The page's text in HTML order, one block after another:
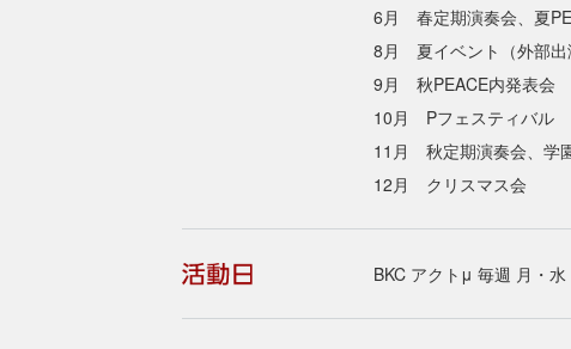
6月 春定期演奏会、夏
8月 夏イベント（外部出
9月 秋PEACE内発表会
10月 Pフェスティバル
11月 秋定期演奏会、学
12月 クリスマス会
BKC アクトμ 毎週 月・水